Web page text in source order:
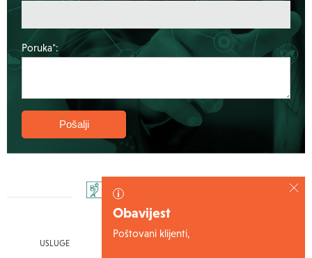
Poruka*:
USLUGE
Obavijest
Poštovani klijenti,